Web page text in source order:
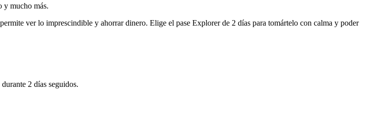
y mucho más.
ver lo imprescindible y ahorrar dinero. Elige el pase Explorer de 2 días para tomártelo con calma y poder
2 días seguidos.